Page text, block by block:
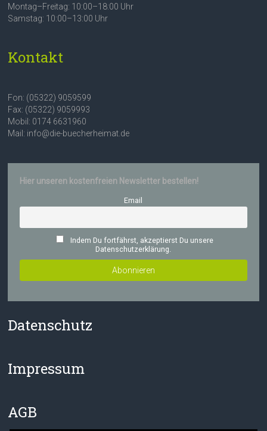
Montag–Freitag: 10:00–18:00 Uhr
Samstag: 10:00–13:00 Uhr
Kontakt
Fon: (05322) 9059599
Fax: (05322) 9059993
Mobil: 0174 6631960
Mail: info@die-buecherheimat.de
Hier unseren kostenfreien Newsletter bestellen!
Email
Indem Du fortfährst, akzeptierst Du unsere
Datenschutzerklärung.
Datenschutz
Impressum
AGB